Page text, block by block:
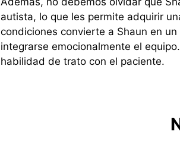
autista, lo que les permite adquirir
condiciones convierte a Shaun en
integrarse emocionalmente el
habilidad de trato con el paciente.